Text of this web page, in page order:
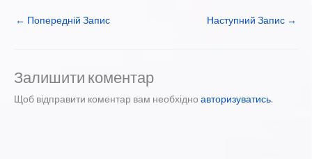
← Попередній Запис Наступний Запис →
Залишити коментар
Щоб відправити коментар вам необхідно авторизуватись.